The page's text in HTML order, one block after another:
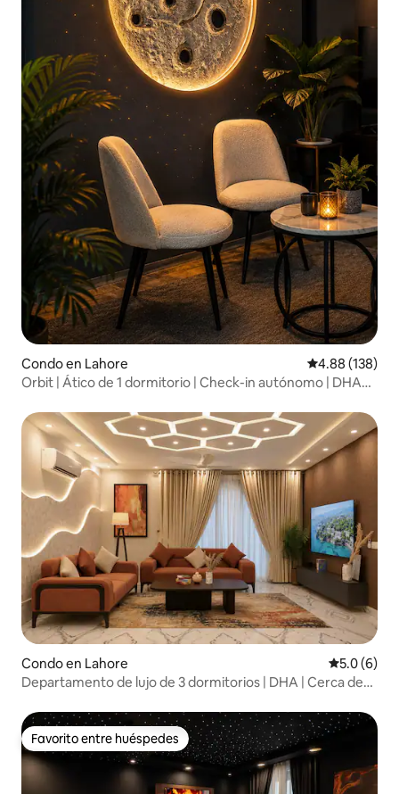
Condo en Lahore Calificación
4.88 (138)
Orbit | Ático de 1 dormitorio | Check-in autónomo | DHA
Condo en Lahore
5.0 (6)
Departamento de lujo de 3 dormitorios | DHA | Cerca de
Favorito entre huéspedes
Favorito entre huéspedes